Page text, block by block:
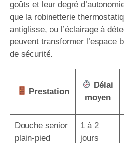
goûts et leur degré
que la robinetterie
antiglisse, ou l’éclairage à
peuvent transformer l’espace
de sécurité.
Prestation
Délai
moyen
Douche senior
plain-pied
1 à 2
jours